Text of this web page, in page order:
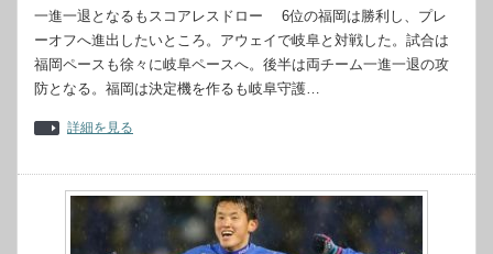
一進一退となるもスコアレスドロー 6位の福岡は勝利し、プレ
ーオフへ進出したいところ。アウェイで岐阜と対戦した。試合は
福岡ペースも徐々に岐阜ペースへ。後半は両チーム一進一退の攻
防となる。福岡は決定機を作るも岐阜守護…
詳細を見る